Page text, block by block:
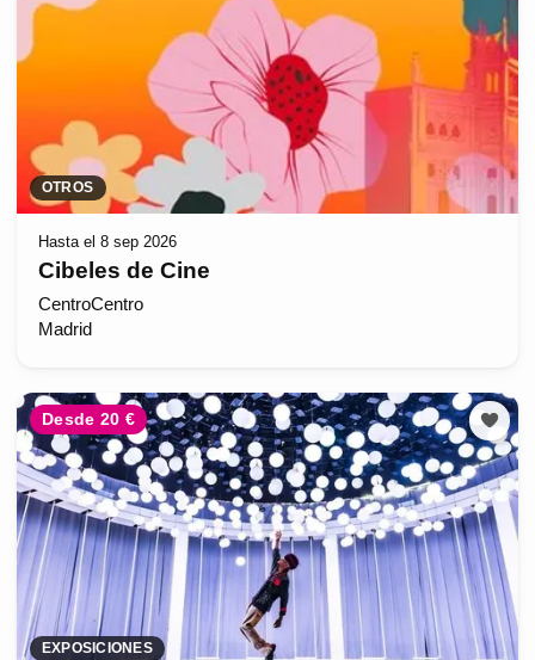
OTROS
Hasta el 8 sep 2026
Cibeles de Cine
CentroCentro
Madrid
Desde 20 €
EXPOSICIONES